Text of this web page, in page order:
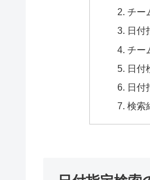
チー
日付
チー
日付
日付
検索